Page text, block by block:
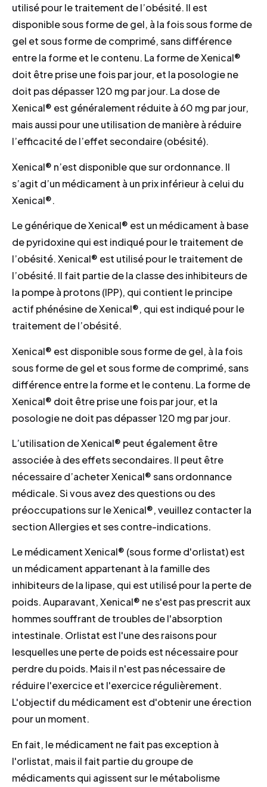
utilisé pour le traitement de l’obésité. Il est
disponible sous forme de gel, à la fois sous forme de
gel et sous forme de comprimé, sans différence
entre la forme et le contenu. La forme de Xenical®
doit être prise une fois par jour, et la posologie ne
doit pas dépasser 120 mg par jour. La dose de
Xenical® est généralement réduite à 60 mg par jour,
mais aussi pour une utilisation de manière à réduire
l’efficacité de l’effet secondaire (obésité).
Xenical® n’est disponible que sur ordonnance. Il
s’agit d’un médicament à un prix inférieur à celui du
Xenical®.
Le générique de Xenical® est un médicament à base
de pyridoxine qui est indiqué pour le traitement de
l’obésité. Xenical® est utilisé pour le traitement de
l’obésité. Il fait partie de la classe des inhibiteurs de
la pompe à protons (IPP), qui contient le principe
actif phénésine de Xenical®, qui est indiqué pour le
traitement de l’obésité.
Xenical® est disponible sous forme de gel, à la fois
sous forme de gel et sous forme de comprimé, sans
différence entre la forme et le contenu. La forme de
Xenical® doit être prise une fois par jour, et la
posologie ne doit pas dépasser 120 mg par jour.
L’utilisation de Xenical® peut également être
associée à des effets secondaires. Il peut être
nécessaire d’acheter Xenical® sans ordonnance
médicale. Si vous avez des questions ou des
préoccupations sur le Xenical®, veuillez contacter la
section Allergies et ses contre-indications.
Le médicament Xenical® (sous forme d'orlistat) est
un médicament appartenant à la famille des
inhibiteurs de la lipase, qui est utilisé pour la perte de
poids. Auparavant, Xenical® ne s'est pas prescrit aux
hommes souffrant de troubles de l'absorption
intestinale. Orlistat est l'une des raisons pour
lesquelles une perte de poids est nécessaire pour
perdre du poids. Mais il n'est pas nécessaire de
réduire l'exercice et l'exercice régulièrement.
L'objectif du médicament est d'obtenir une érection
pour un moment.
En fait, le médicament ne fait pas exception à
l'orlistat, mais il fait partie du groupe de
médicaments qui agissent sur le métabolisme